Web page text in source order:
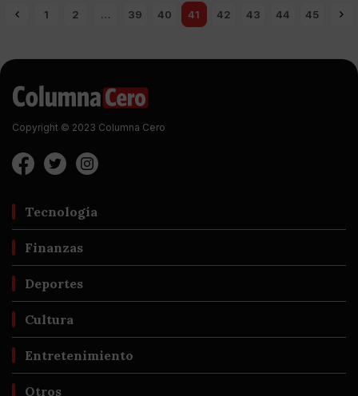
1 2 … 39 40 41 42 43 44 45
Copyright © 2023 Columna Cero
Tecnología
Finanzas
Deportes
Cultura
Entretenimiento
Otros